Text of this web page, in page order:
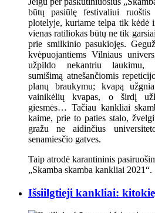
būtų pasiūlę festivaliui
plotelyje, kuriame telpa tik kėdė
vienas ratiliokas būtų ne tik
prie smilkinio pasukiojęs.
kvėpuojantiems Vilniaus
užpildo nekantriu laukimu,
sumišimą atnešančiomis
planų braukymu; kvapą
vainikėlių kvapas, o širdį
giesmės… Tačiau kankliai
kaime, prie to paties stalo,
gražu ne aidinčius
senamiesčio gatves.
Taip atrodė karantininis
„Skamba skamba kankliai 2021“.
Išsiilgtieji kankliai: